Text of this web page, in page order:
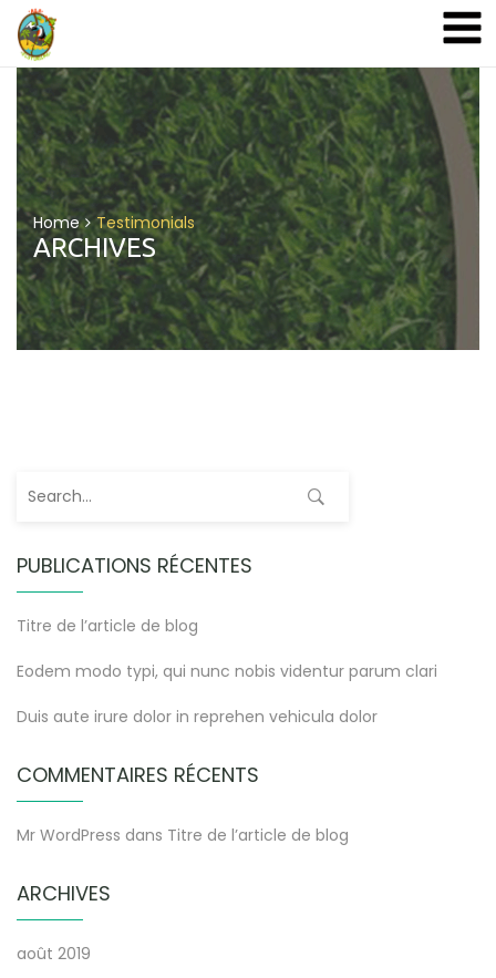
ARCHIVES
Home Testimonials
PUBLICATIONS RÉCENTES
Titre de l’article de blog
Eodem modo typi, qui nunc nobis videntur parum clari
Duis aute irure dolor in reprehen vehicula dolor
COMMENTAIRES RÉCENTS
Mr WordPress dans Titre de l’article de blog
ARCHIVES
août 2019